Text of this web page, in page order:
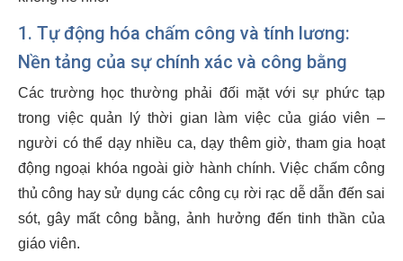
1. Tự động hóa chấm công và tính lương:
Nền tảng của sự chính xác và công bằng
Các trường học thường phải đối mặt với sự phức tạp
trong việc quản lý thời gian làm việc của giáo viên –
người có thể dạy nhiều ca, dạy thêm giờ, tham gia hoạt
động ngoại khóa ngoài giờ hành chính. Việc chấm công
thủ công hay sử dụng các công cụ rời rạc dễ dẫn đến sai
sót, gây mất công bằng, ảnh hưởng đến tinh thần của
giáo viên.